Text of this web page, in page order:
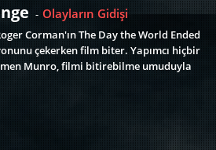
- Olayların Gidişi
Corman'ın The Day the World Ended
çekerken film biter. Yapımcı hiçbir
Munro, filmi bitirebilme umuduyla